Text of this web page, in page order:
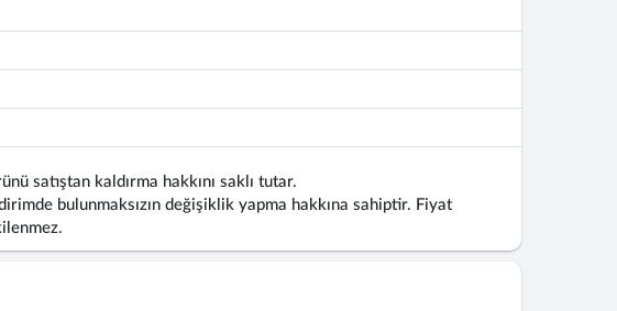
satıştan kaldırma hakkını saklı tutar.
bulunmaksızın değişiklik yapma hakkına sahiptir. Fiyat